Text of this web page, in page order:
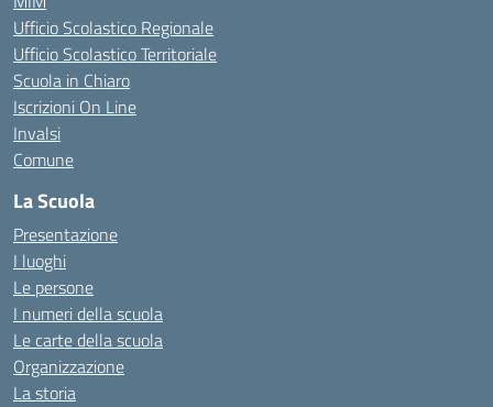
Ufficio Scolastico Regionale
Ufficio Scolastico Territoriale
Scuola in Chiaro
Iscrizioni On Line
Invalsi
Comune
La Scuola
Presentazione
I luoghi
Le persone
I numeri della scuola
Le carte della scuola
Organizzazione
La storia